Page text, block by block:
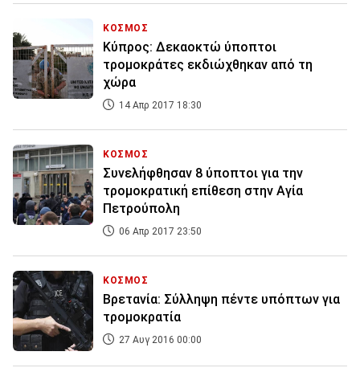
ΚΟΣΜΟΣ
Κύπρος: Δεκαοκτώ ύποπτοι
τρομοκράτες εκδιώχθηκαν από τη
χώρα
14 Απρ 2017 18:30
ΚΟΣΜΟΣ
Συνελήφθησαν 8 ύποπτοι για την
τρομοκρατική επίθεση στην Αγία
Πετρούπολη
06 Απρ 2017 23:50
ΚΟΣΜΟΣ
Βρετανία: Σύλληψη πέντε υπόπτων για
τρομοκρατία
27 Αυγ 2016 00:00